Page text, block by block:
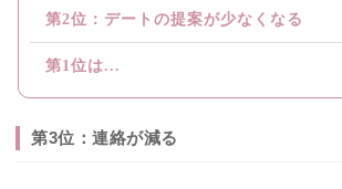
第2位：デートの提案が少なくなる
第1位は...
第3位：連絡が減る